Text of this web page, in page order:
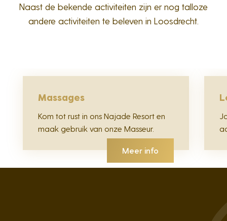
Naast de bekende activiteiten zijn er nog talloze
andere activiteiten te beleven in Loosdrecht.
Massages
Kom tot rust in ons Najade Resort en
maak gebruik van onze Masseur.
Meer info